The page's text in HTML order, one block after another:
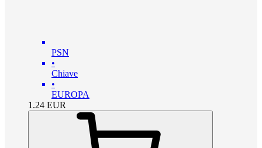
PSN
•
Chiave
•
EUROPA
1.24 EUR